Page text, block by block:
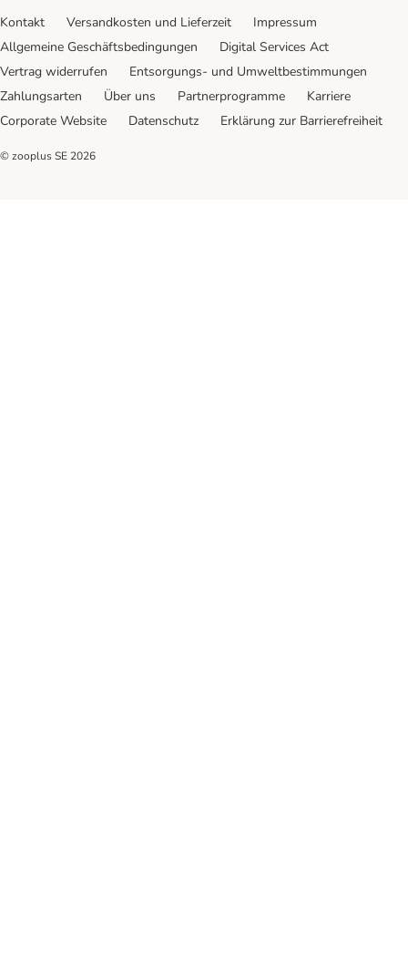
Kontakt Versandkosten und Lieferzeit
Impressum
Allgemeine Geschäftsbedingungen
Digital Services Act
Vertrag widerrufen
Entsorgungs- und Umweltbestimmungen
Zahlungsarten
Über uns Partnerprogramme
Karriere
Corporate Website
Datenschutz Erklärung zur Barrierefreiheit
© zooplus SE 2026